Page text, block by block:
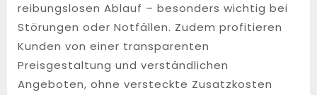
reibungslosen Ablauf – besonders wichtig bei
Störungen oder Notfällen. Zudem profitieren
Kunden von einer transparenten
Preisgestaltung und verständlichen
Angeboten, ohne versteckte Zusatzkosten